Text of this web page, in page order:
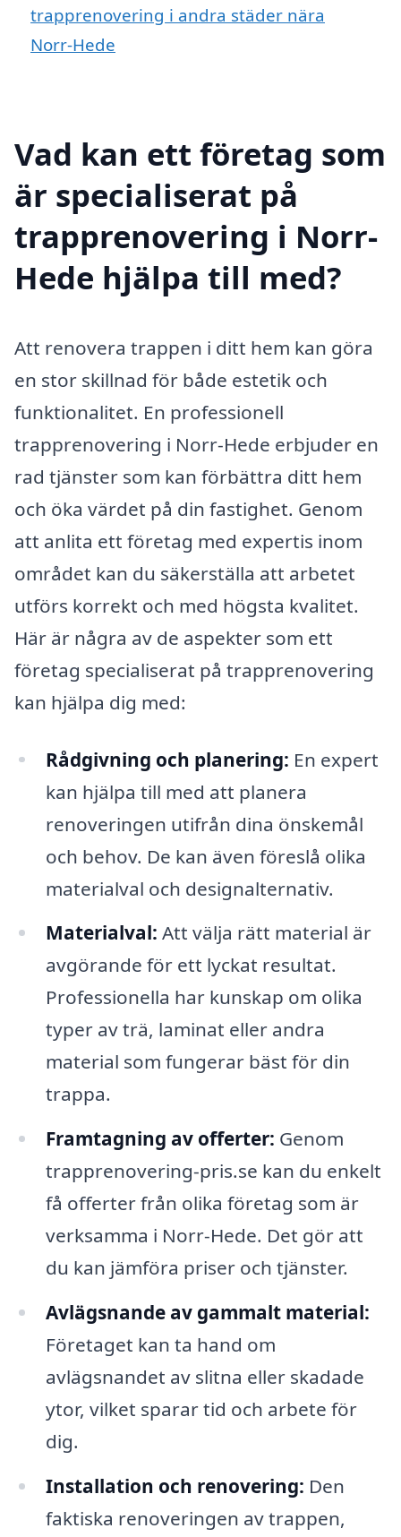
trapprenovering i andra städer nära
Norr-Hede
Vad kan ett företag som
är specialiserat på
trapprenovering i Norr-
Hede hjälpa till med?
Att renovera trappen i ditt hem kan göra
en stor skillnad för både estetik och
funktionalitet. En professionell
trapprenovering i Norr-Hede erbjuder en
rad tjänster som kan förbättra ditt hem
och öka värdet på din fastighet. Genom
att anlita ett företag med expertis inom
området kan du säkerställa att arbetet
utförs korrekt och med högsta kvalitet.
Här är några av de aspekter som ett
företag specialiserat på trapprenovering
kan hjälpa dig med:
Rådgivning och planering: En expert
kan hjälpa till med att planera
renoveringen utifrån dina önskemål
och behov. De kan även föreslå olika
materialval och designalternativ.
Materialval: Att välja rätt material är
avgörande för ett lyckat resultat.
Professionella har kunskap om olika
typer av trä, laminat eller andra
material som fungerar bäst för din
trappa.
Framtagning av offerter: Genom
trapprenovering-pris.se kan du enkelt
få offerter från olika företag som är
verksamma i Norr-Hede. Det gör att
du kan jämföra priser och tjänster.
Avlägsnande av gammalt material:
Företaget kan ta hand om
avlägsnandet av slitna eller skadade
ytor, vilket sparar tid och arbete för
dig.
Installation och renovering: Den
faktiska renoveringen av trappen,